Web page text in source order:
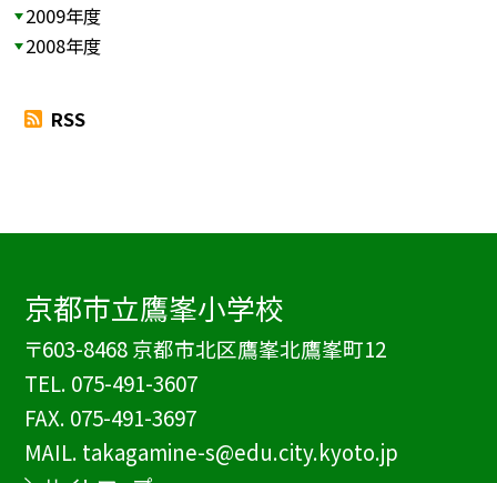
2009年度
2008年度
RSS
京都市立鷹峯小学校
〒603-8468 京都市北区鷹峯北鷹峯町12
TEL. 075-491-3607
FAX. 075-491-3697
MAIL. takagamine-s@edu.city.kyoto.jp